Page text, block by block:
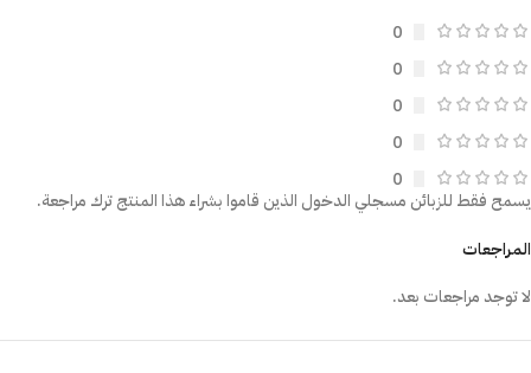
0
0
0
0
0
المراجعات
لا توجد مراجعات بعد.
يسمح فقط للزبائن مسجلي الدخول الذين قاموا بشراء هذا المنتج ترك مراجعة.